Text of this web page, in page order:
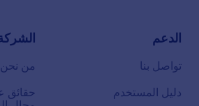
الدعم
تواصل بنا
دليل المستخدم
من نحن